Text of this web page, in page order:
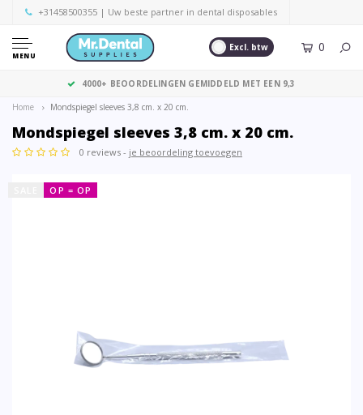
+31458500355 | Uw beste partner in dental disposables
MENU
Excl. btw 0
4000+ BEOORDELINGEN GEMIDDELD MET EEN 9,3
Home Mondspiegel sleeves 3,8 cm. x 20 cm.
Mondspiegel sleeves 3,8 cm. x 20 cm.
0 reviews - je beoordeling toevoegen
OP = OP